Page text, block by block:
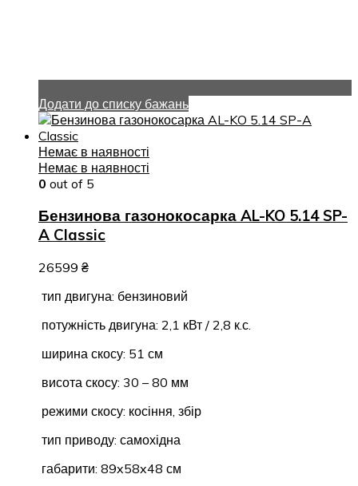
Додати до списку бажань
Немає в наявності
Немає в наявності
0 out of 5
Бензинова газонокосарка AL-KO 5.14 SP-
A Classic
26599 ₴
тип двигуна: бензиновий
потужність двигуна: 2,1 кВт / 2,8 к.с.
ширина скосу: 51 см
висота скосу: 30 – 80 мм
режими скосу: косіння, збір
тип приводу: самохідна
габарити: 89x58x48 см